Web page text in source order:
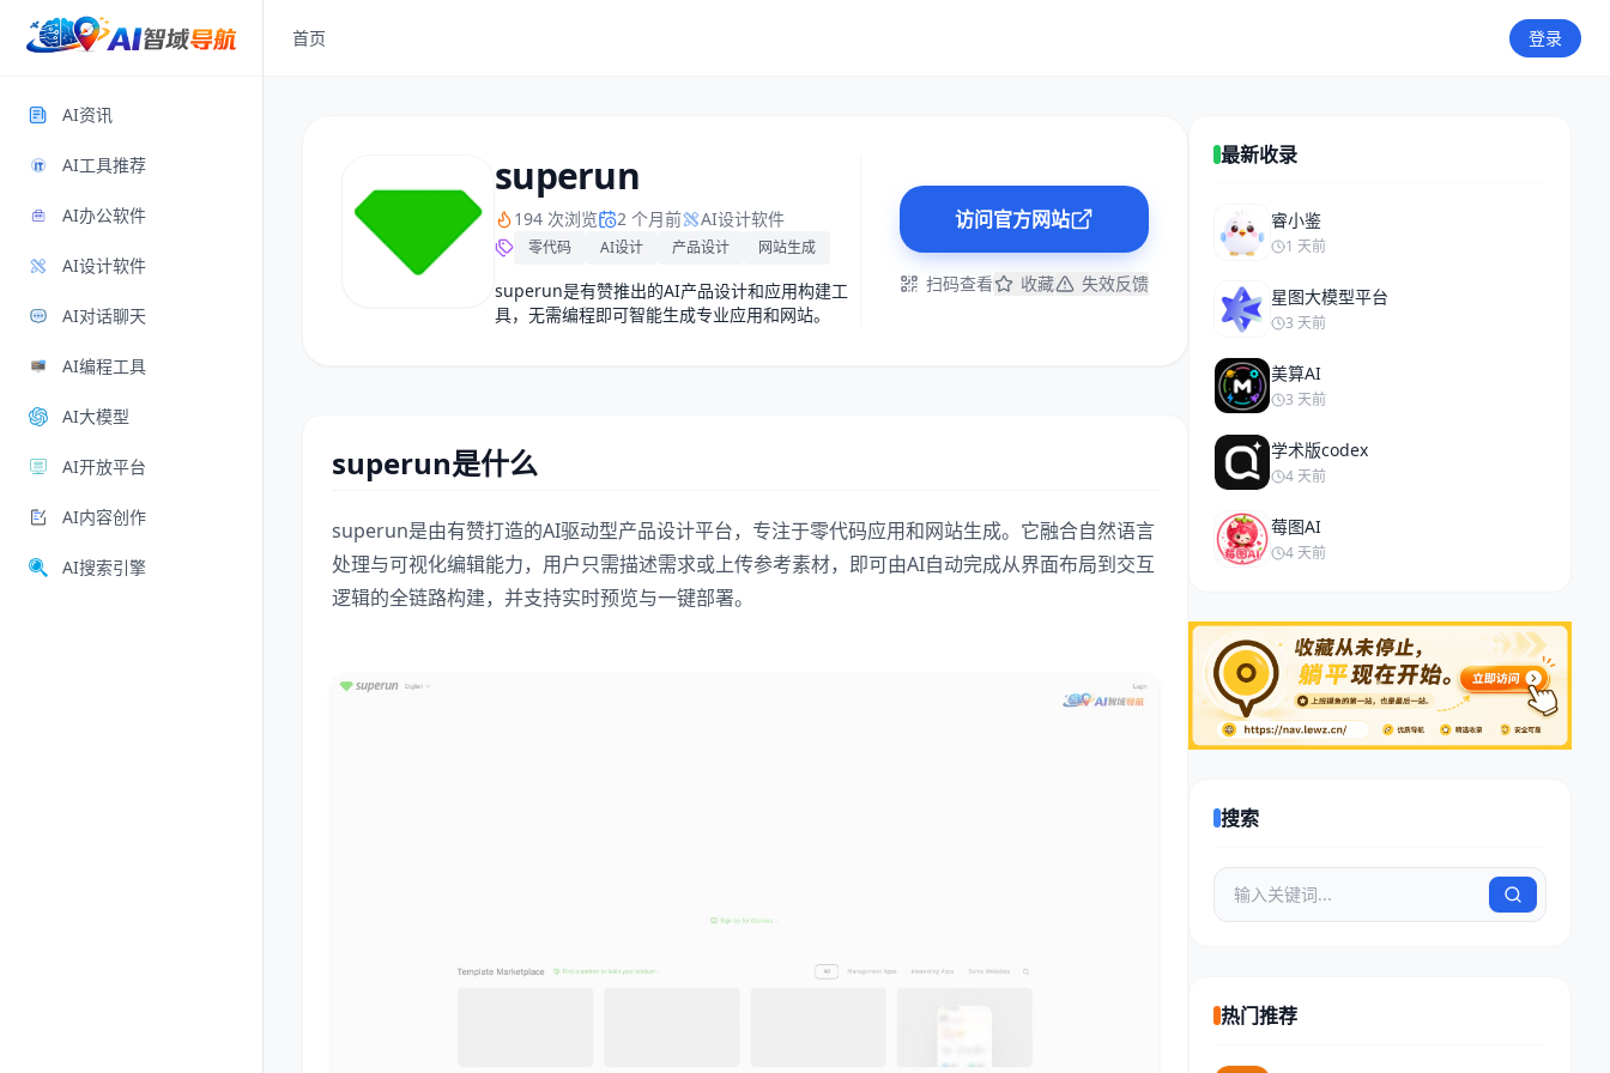
AI资讯
AI工具推荐
AI办公软件
AI设计软件
AI对话聊天
AI编程工具
AI大模型
AI开放平台
AI内容创作
AI搜索引擎
首页 登录
superun
194 次浏览 2 个月前 AI设计软件
零代码 AI设计 产品设计 网站生成
superun是有赞推出的AI产品设计和应用构建工
具，无需编程即可智能生成专业应用和网站。
访问官方网站
扫码查看 收藏 失效反馈
superun是什么
superun是由有赞打造的AI驱动型产品设计平台，专注于零代码应用和网站生成。它融合自然语言
处理与可视化编辑能力，用户只需描述需求或上传参考素材，即可由AI自动完成从界面布局到交互
逻辑的全链路构建，并支持实时预览与一键部署。
最新收录
睿小鉴
1 天前
星图大模型平台
3 天前
美算AI
3 天前
学术版codex
4 天前
莓图AI
4 天前
搜索
热门推荐